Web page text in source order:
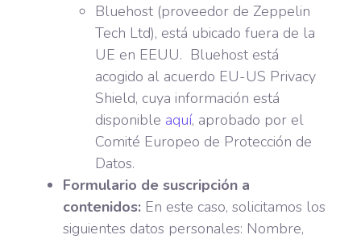
Bluehost (proveedor de Zeppelin
Tech Ltd), está ubicado fuera de la
UE en EEUU. Bluehost está
acogido al acuerdo EU-US Privacy
Shield, cuya información está
disponible aquí, aprobado por el
Comité Europeo de Protección de
Datos.
Formulario de suscripción a
contenidos: En este caso, solicitamos los
siguientes datos personales: Nombre,